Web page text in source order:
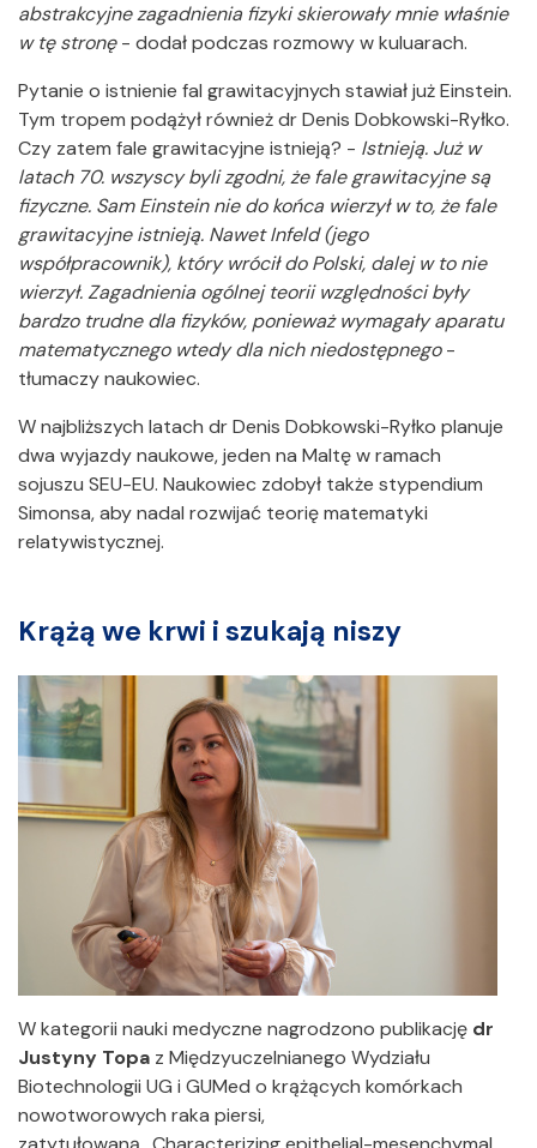
abstrakcyjne zagadnienia fizyki skierowały mnie właśnie
w tę stronę- dodał podczas rozmowy w kuluarach.
Pytanie o istnienie fal grawitacyjnych stawiał już Einstein.
Tym tropem podążył również dr Denis Dobkowski-Ryłko.
Czy zatem fale grawitacyjne istnieją? - Istnieją. Już w
latach 70. wszyscy byli zgodni, że fale grawitacyjne są
fizyczne. Sam Einstein nie do końca wierzył w to, że fale
grawitacyjne istnieją. Nawet Infeld (jego
współpracownik), który wrócił do Polski, dalej w to nie
wierzył. Zagadnienia ogólnej teorii względności były
bardzo trudne dla fizyków, ponieważ wymagały aparatu
matematycznego wtedy dla nich niedostępnego-
tłumaczy naukowiec.
W najbliższych latach dr Denis Dobkowski-Ryłko planuje
dwa wyjazdy naukowe, jeden na Maltę w ramach
sojuszu SEU-EU. Naukowiec zdobył także stypendium
Simonsa, aby nadal rozwijać teorię matematyki
relatywistycznej.
Krążą we krwi i szukają niszy
W kategorii nauki medyczne nagrodzono publikację dr
Justyny Topa z Międzyuczelnianego Wydziału
Biotechnologii UG i GUMed o krążących komórkach
nowotworowych raka piersi,